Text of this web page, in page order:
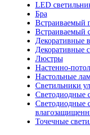
LED
Бра
Встраиваемый
Встраиваемый
Декоративные
Декоративные
Люстры
Настенно-
Настольные
Светильники
Светодиодные
Светодиодные
Точечные